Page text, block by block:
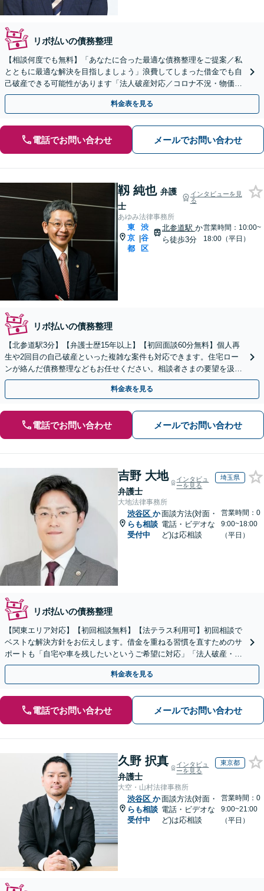
リボ払いの債務整理
【相談何度でも無料】「あなたに合った最適な債務整理をご提案／私
とともに最適な解決を目指しましょう」浪費してしまった借金でも自
己破産できる可能性があります「法人破産対応／コロナ不況・物価高
騰に苦しむ企業さまを救済」【秘密厳守・完全個室対応】
料金表を見る
電話でお問い合わせ メールでお問い合わせ
靱 純也 弁護
士
インタビューを見
る
あゆみ法律事務所
東
京
都
|
渋
谷
区
北参道駅 か
ら徒歩3分
営業時間：10:00~
18:00（平日）
リボ払いの債務整理
【北参道駅3分】【弁護士歴15年以上】【初回面談60分無料】個人再
生や2回目の自己破産といった複雑な案件も対応できます。住宅ロー
ンが絡んだ債務整理などもお任せください。相談者さまの要望を汲み
取り、生活再建に向けて尽力します。
料金表を見る
電話でお問い合わせ メールでお問い合わせ
吉野 大地
弁護士
インタビュ
ーを見る
埼玉県
大地法律事務所
渋谷区 か
らも相談
受付中
面談方法(対面・
電話・ビデオな
ど)は応相談
営業時間：0
9:00~18:00
（平日）
リボ払いの債務整理
【関東エリア対応】【初回相談無料】【法テラス利用可】初回相談で
ベストな解決方針をお伝えします。借金を重ねる習慣を直すためのサ
ポートも「自宅や車を残したいというご希望に対応」「法人破産・企
業さまのご相談お受けします」
料金表を見る
電話でお問い合わせ メールでお問い合わせ
久野 択真
弁護士
インタビュ
ーを見る
東京都
大空・山村法律事務所
渋谷区 か
らも相談
受付中
面談方法(対面・
電話・ビデオな
ど)は応相談
営業時間：0
9:00~21:00
（平日）